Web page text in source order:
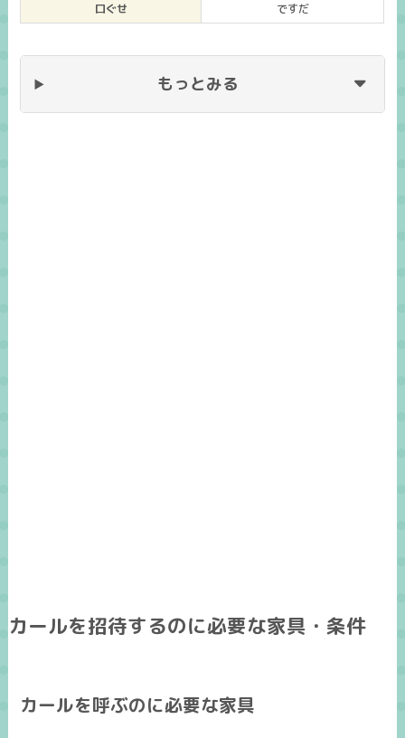
口ぐせ ですだ
もっとみる
カールを招待するのに必要な家具・条件
カールを呼ぶのに必要な家具